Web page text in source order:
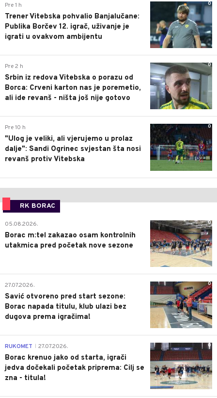
0
Pre 1 h
Trener Vitebska pohvalio Banjalučane:
Publika Borčev 12. igrač, uživanje je
igrati u ovakvom ambijentu
0
Pre 2 h
Srbin iz redova Vitebska o porazu od
Borca: Crveni karton nas je poremetio,
ali ide revanš - ništa još nije gotovo
0
Pre 10 h
"Ulog je veliki, ali vjerujemo u prolaz
dalje": Sandi Ogrinec svjestan šta nosi
revanš protiv Vitebska
RK BORAC
0
05.08.2026.
Borac m:tel zakazao osam kontrolnih
utakmica pred početak nove sezone
0
27.07.2026.
Savić otvoreno pred start sezone:
Borac napada titulu, klub ulazi bez
dugova prema igračima!
0
RUKOMET 27.07.2026.
Borac krenuo jako od starta, igrači
jedva dočekali početak priprema: Cilj se
zna - titula!